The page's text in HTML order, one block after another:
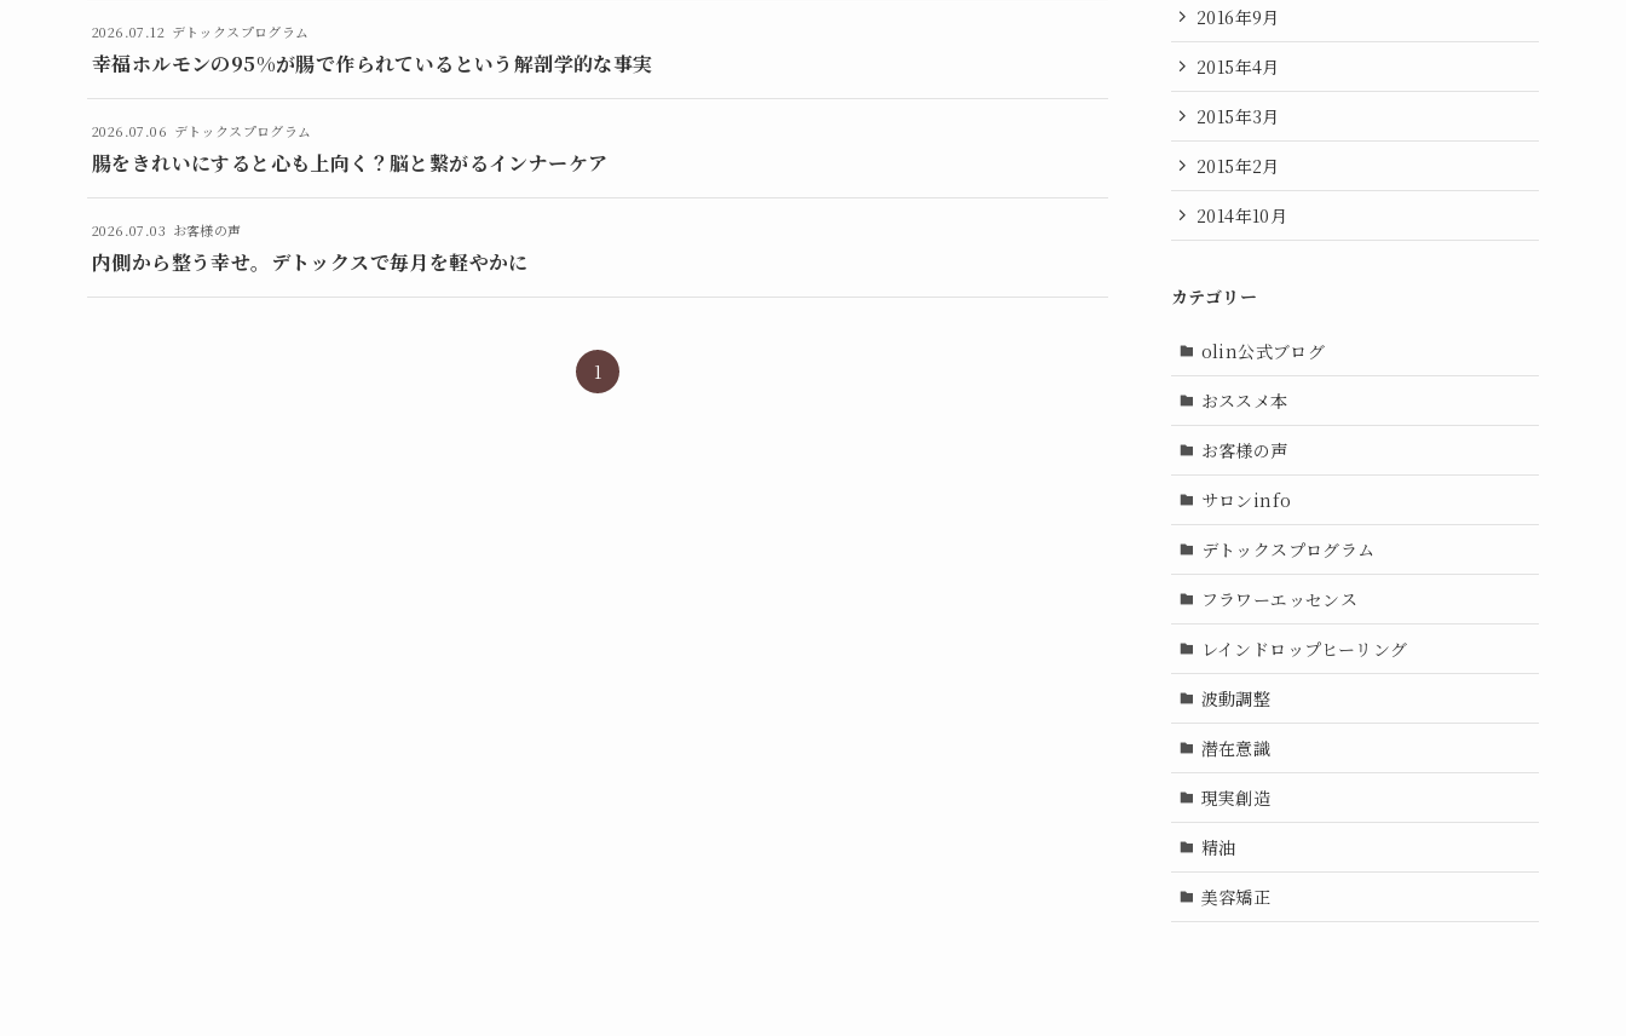
2026.07.12 デトックスプログラム
幸福ホルモンの95%が腸で作られているという解剖学的な事実
2026.07.06 デトックスプログラム
腸をきれいにすると心も上向く？脳と繋がるインナーケア
2026.07.03 お客様の声
内側から整う幸せ。デトックスで毎月を軽やかに
1
2016年9月
2015年4月
2015年3月
2015年2月
2014年10月
カテゴリー
olin公式ブログ
おススメ本
お客様の声
サロンinfo
デトックスプログラム
フラワーエッセンス
レインドロップヒーリング
波動調整
潜在意識
現実創造
精油
美容矯正